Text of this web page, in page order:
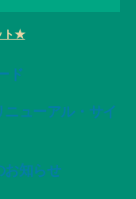
ト★
ド
ニューアル・サイ
お知らせ